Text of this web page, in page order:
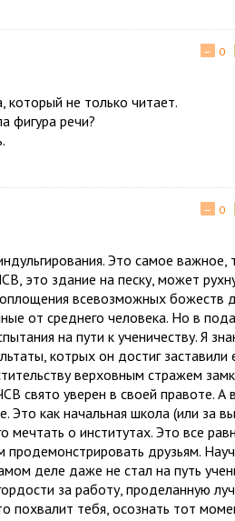
− 0
не только читает.
фигура речи?
− 0
Это самое важное,
это здание на песку, может
всевозможных божеств
от среднего человека. Но в
на пути к ученичеству. Я
котрых он достиг заставили
верховным стражем
свято уверен в своей правоте.
Это как начальная школа (или за
мечтать о институтах. Это все
продемонстрировать друзьям.
деле даже не стал на путь
за работу, проделанную
похвалит тебя, осознать тот